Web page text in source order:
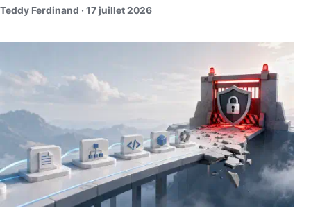
Teddy Ferdinand · 17 juillet 2026